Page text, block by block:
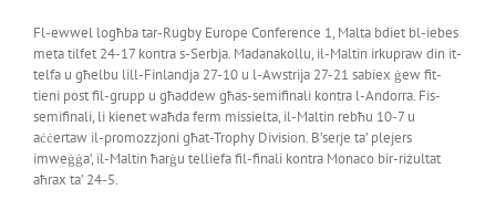
Fl-ewwel logħba tar-Rugby Europe Conference 1, Malta bdiet bl-iebes
meta tilfet 24-17 kontra s-Serbja. Madanakollu, il-Maltin irkupraw din it-
telfa u għelbu lill-Finlandja 27-10 u l-Awstrija 27-21 sabiex ġew fit-
tieni post fil-grupp u għaddew għas-semifinali kontra l-Andorra. Fis-
semifinali, li kienet waħda ferm missielta, il-Maltin rebħu 10-7 u
aċċertaw il-promozzjoni għat-Trophy Division. B’serje ta’ plejers
imweġġa’, il-Maltin ħarġu telliefa fil-finali kontra Monaco bir-riżultat
aħrax ta’ 24-5.